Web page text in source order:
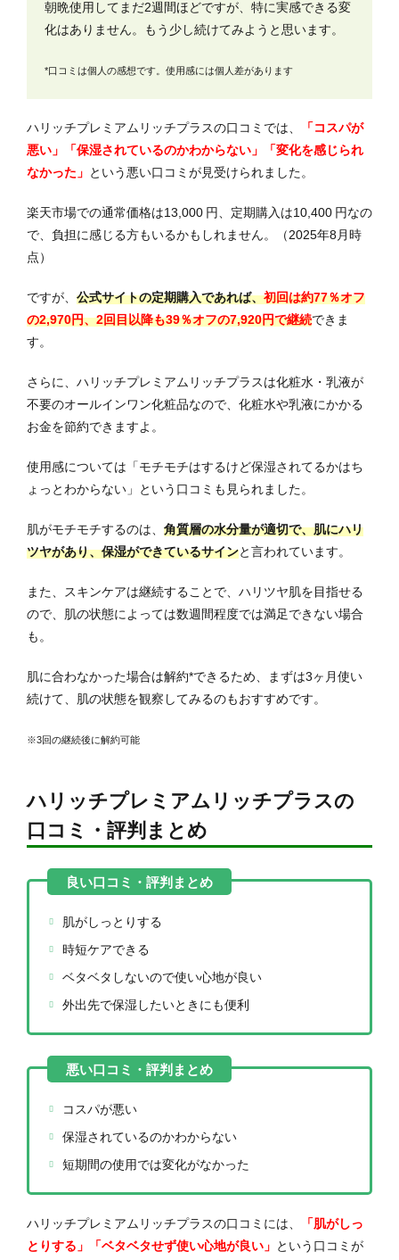
朝晩使用してまだ2週間ほどですが、特に実感できる変
化はありません。もう少し続けてみようと思います。
*口コミは個人の感想です。使用感には個人差があります
ハリッチプレミアムリッチプラスの口コミでは、
「コスパが
悪い」「保湿されているのかわからない」「変化を感じられ
なかった」 という悪い口コミが見受けられました。
楽天市場での通常価格は13,000 円、定期購入は10,400 円なの
で、負担に感じる方もいるかもしれません。（2025年8月時
点）
ですが、 公式サイトの定期購入であれば、初回は約77％オフ
の2,970円、2回目以降も39％オフの7,920円で継続できま
す。
さらに、ハリッチプレミアムリッチプラスは化粧水・乳液が
不要のオールインワン化粧品なので、化粧水や乳液にかかる
お金を節約できますよ。
使用感については「モチモチはするけど保湿されてるかはち
ょっとわからない」という口コミも見られました。
肌がモチモチするのは、 角質層の水分量が適切で、肌にハリ
ツヤがあり、保湿ができているサインと言われています。
また、スキンケアは継続することで、ハリツヤ肌を目指せる
ので、肌の状態によっては数週間程度では満足できない場合
も。
肌に合わなかった場合は解約*できるため、まずは3ヶ月使い
続けて、肌の状態を観察してみるのもおすすめです。
※3回の継続後に解約可能
ハリッチプレミアムリッチプラスの
口コミ・評判まとめ
肌がしっとりする
時短ケアできる
ベタベタしないので使い心地が良い
外出先で保湿したいときにも便利
コスパが悪い
保湿されているのかわからない
短期間の使用では変化がなかった
ハリッチプレミアムリッチプラスの口コミには、
「肌がしっ
とりする」「ベタベタせず使い心地が良い」 という口コミが